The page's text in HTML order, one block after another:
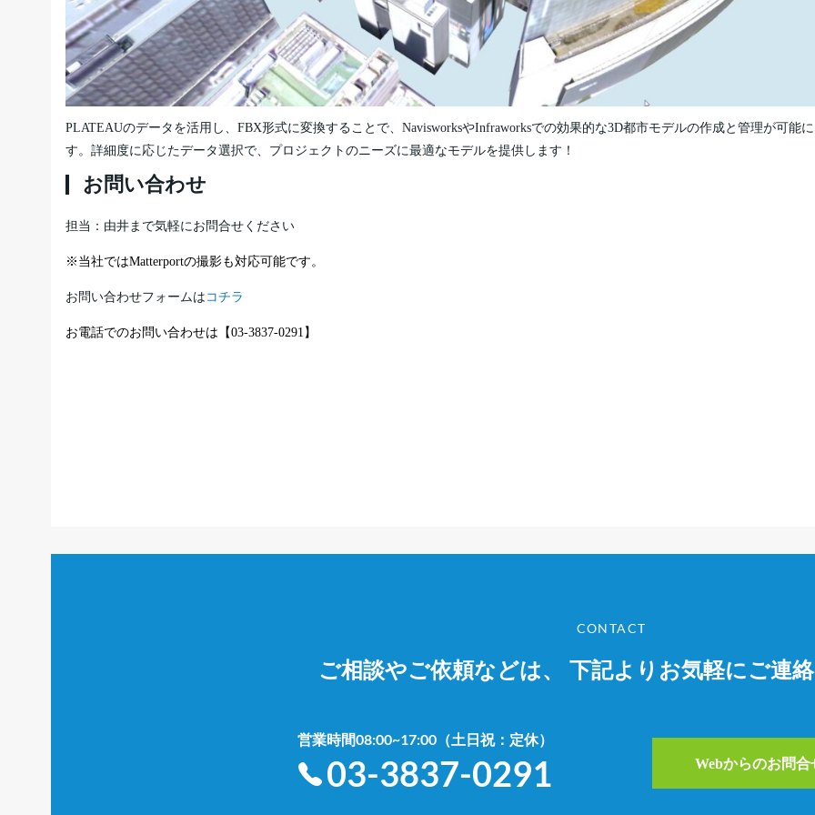
PLATEAUのデータを活用し、FBX形式に変換することで、NavisworksやInfraworksでの効果的な3D都市モデルの作成と管理が可能
す。詳細度に応じたデータ選択で、プロジェクトのニーズに最適なモデルを提供します！
お問い合わせ
担当：由井まで気軽にお問合せください
※当社ではMatterportの撮影も対応可能です。
お問い合わせフォームは コチラ
お電話でのお問い合わせは【03-3837-0291】
CONTACT
ご相談やご依頼などは、 下記よりお気軽にご連
営業時間08:00~17:00（土日祝：定休）
03-3837-0291 Webからのお問合